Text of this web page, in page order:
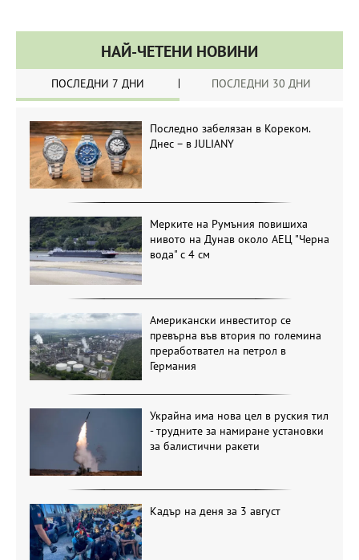
НАЙ-ЧЕТЕНИ НОВИНИ
ПОСЛЕДНИ 7 ДНИ ПОСЛЕДНИ 30 ДНИ
Последно забелязан в Кореком.
Днес – в JULIANY
Мерките на Румъния повишиха
нивото на Дунав около АЕЦ "Черна
вода" с 4 см
Американски инвеститор се
превърна във втория по големина
преработвател на петрол в
Германия
Украйна има нова цел в руския тил
- трудните за намиране установки
за балистични ракети
Кадър на деня за 3 август